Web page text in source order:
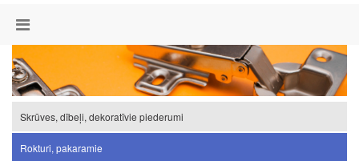
Skrūves, dībeļi, dekoratīvie piederumi
Rokturi, pakaramie